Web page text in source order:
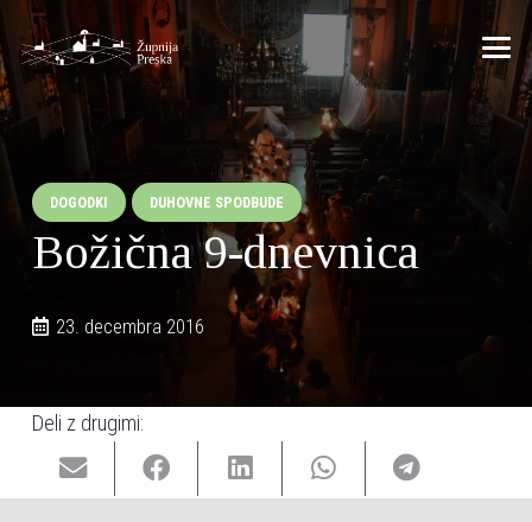
DOGODKI DUHOVNE SPODBUDE
Božična 9-dnevnica
23. decembra 2016
Deli z drugimi: